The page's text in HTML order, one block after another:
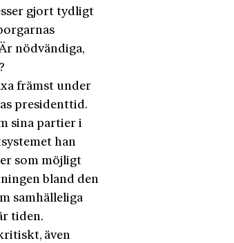
gjort tydligt
nödvändiga,
främst under
presidenttid.
sina partier i
han
som möjligt
bland den
samhälleliga
tiden.
även